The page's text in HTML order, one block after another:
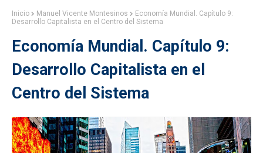
Inicio Manuel Vicente Montesinos
Economía Mundial. Capítulo 9:
Desarrollo Capitalista en el Centro del Sistema
Economía Mundial. Capítulo 9:
Desarrollo Capitalista en el
Centro del Sistema